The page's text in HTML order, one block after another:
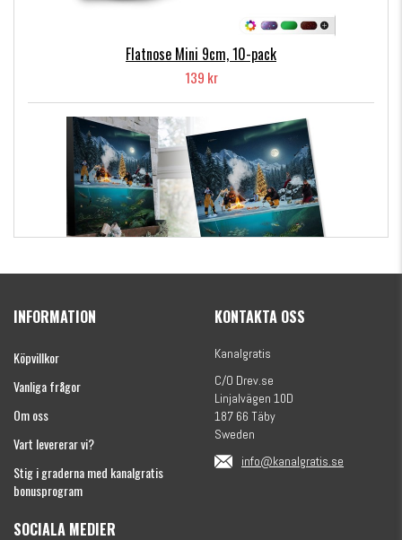
Flatnose Mini 9cm, 10-pack
139 kr
(julkalender)
INFORMATION
Köpvillkor
Vanliga frågor
Om oss
Vart levererar vi?
Stig i graderna med kanalgratis
bonusprogram
KONTAKTA OSS
Kanalgratis
C/O Drev.se
Linjalvägen 10D
187 66 Täby
Sweden
info@kanalgratis.se
SOCIALA MEDIER